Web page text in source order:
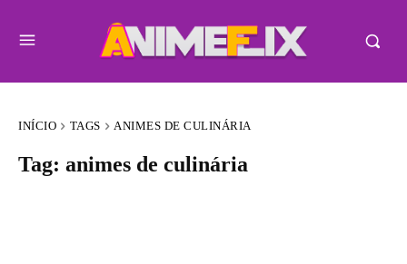
INÍCIO TAGS ANIMES DE CULINÁRIA
Tag: animes de culinária